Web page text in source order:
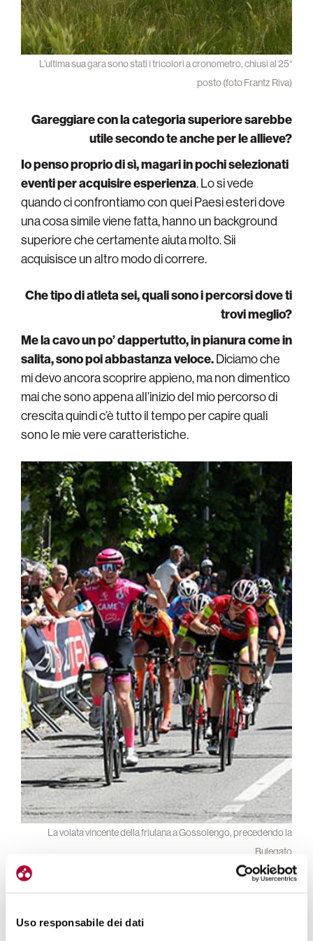
Uso responsabile dei dati
L’ultima sua gara sono stati i tricolori a cronometro, chiusi al 25°
posto (foto Frantz Riva)
Gareggiare con la categoria superiore sarebbe
utile secondo te anche per le allieve?
Io penso proprio di sì, magari in pochi selezionati
eventi per acquisire esperienza. Lo si vede
quando ci confrontiamo con quei Paesi esteri dove
una cosa simile viene fatta, hanno un background
superiore che certamente aiuta molto. Sii
acquisisce un altro modo di correre.
Che tipo di atleta sei, quali sono i percorsi dove ti
trovi meglio?
Me la cavo un po’ dappertutto, in pianura come in
salita, sono poi abbastanza veloce.Diciamo che
mi devo ancora scoprire appieno, ma non dimentico
mai che sono appena all’inizio del mio percorso di
crescita quindi c’è tutto il tempo per capire quali
sono le mie vere caratteristiche.
La volata vincente della friulana a Gossolengo, precedendo la
Bulegato